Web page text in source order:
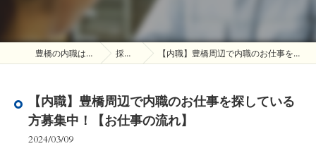
豊橋の内職は株式会社オオサワ 採用ブログ 【内職】豊橋周辺で内職のお仕事を探している方募集中！【お仕事の流れ】
【内職】豊橋周辺で内職のお仕事を探している
方募集中！【お仕事の流れ】
2024/03/09